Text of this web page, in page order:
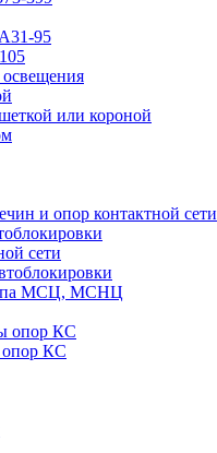
95
или короной
и опор контактной сети
сети
МСЦ, МСНЦ
опор КС
опор КС